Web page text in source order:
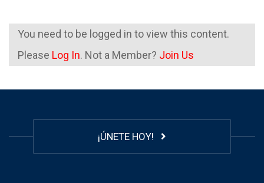
You need to be logged in to view this content.
Please Log In. Not a Member? Join Us
¡ÚNETE HOY!